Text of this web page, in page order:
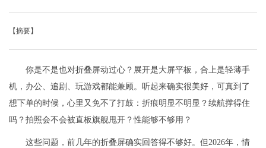
【摘要】
你是不是也对折叠屏动过心？展开是大屏平板，合上是轻薄手
机，办公、追剧、玩游戏都能兼顾。听起来确实很美好，可真到了
想下单的时候，心里又免不了打鼓：折痕明显不明显？续航撑得住
吗？拍照会不会被直板旗舰甩开？性能够不够用？
这些问题，前几年的折叠屏确实回答得不够好。但2026年，情